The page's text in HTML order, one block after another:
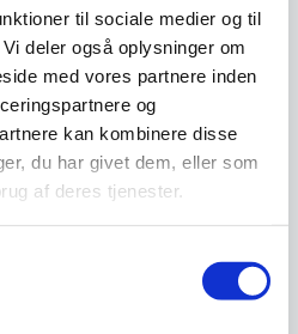
til sociale medier og til
deler også oplysninger om
med vores partnere inden
og
kan kombinere disse
du har givet dem, eller som
af deres tjenester.
UP-451, Lagerkøleskab i
Hvid fra Fagor **
TOPKVALITET **
Vores bedste industrikøleskabe-
og fryseskabe kommer fra
Fagor. Faktisk er…